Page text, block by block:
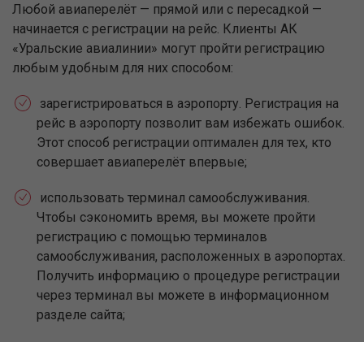
Любой авиаперелёт — прямой или с пересадкой —
начинается с регистрации на рейс. Клиенты АК
«Уральские авиалинии» могут пройти регистрацию
любым удобным для них способом:
зарегистрироваться в аэропорту. Регистрация на
рейс в аэропорту позволит вам избежать ошибок.
Этот способ регистрации оптимален для тех, кто
совершает авиаперелёт впервые;
использовать терминал самообслуживания.
Чтобы сэкономить время, вы можете пройти
регистрацию с помощью терминалов
самообслуживания, расположенных в аэропортах.
Получить информацию о процедуре регистрации
через терминал вы можете в информационном
разделе сайта;